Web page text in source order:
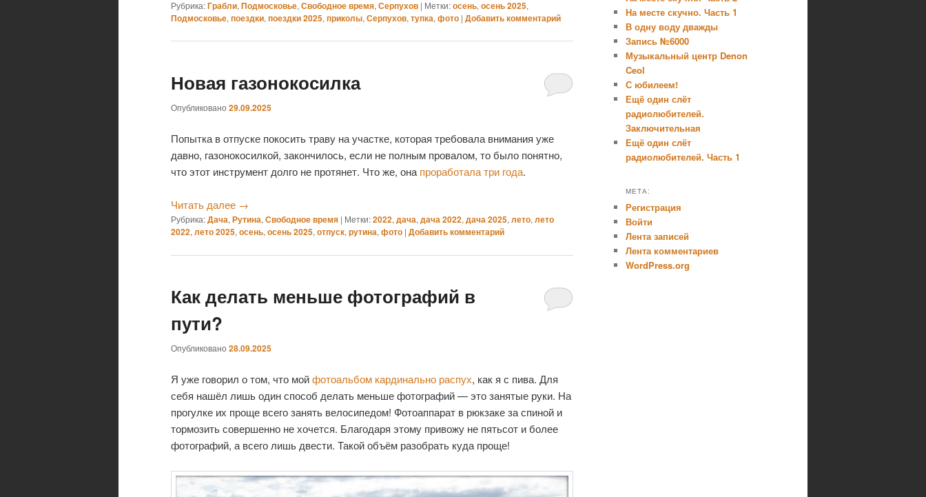
Рубрика:Грабли, Подмосковье, Свободное время, Серпухов | Метки:осень, осень 2025,
Подмосковье, поездки, поездки 2025, приколы, Серпухов, тупка, фото | Добавить комментарий
Новая газонокосилка
Опубликовано 29.09.2025
Попытка в отпуске покосить траву на участке, которая требовала внимания уже
давно, газонокосилкой, закончилось, если не полным провалом, то было понятно,
что этот инструмент долго не протянет. Что же, она проработала три года.
Читать далее →
Рубрика:Дача, Рутина, Свободное время | Метки:2022, дача, дача 2022, дача 2025, лето, лето
2022, лето 2025, осень, осень 2025, отпуск, рутина, фото | Добавить комментарий
Как делать меньше фотографий в
пути?
Опубликовано 28.09.2025
Я уже говорил о том, что мойфотоальбом кардинально распух, как я с пива. Для
себя нашёл лишь один способ делать меньше фотографий — это занятые руки. На
прогулке их проще всего занять велосипедом! Фотоаппарат в рюкзаке за спиной и
тормозить совершенно не хочется. Благодаря этому привожу не пятьсот и более
фотографий, а всего лишь двести. Такой объём разобрать куда проще!
На месте скучно. Часть 1
В одну воду дважды
Запись №6000
Музыкальный центр Denon
Ceol
С юбилеем!
Ещё один слёт
радиолюбителей.
Заключительная
Ещё один слёт
радиолюбителей. Часть 1
МЕТА:
Регистрация
Войти
Лента записей
Лента комментариев
WordPress.org